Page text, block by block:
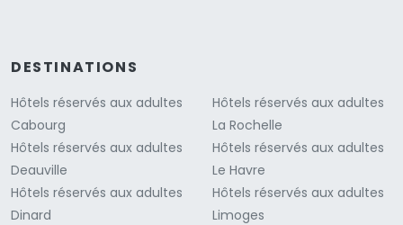
DESTINATIONS
Hôtels réservés aux adultes
Cabourg
Hôtels réservés aux adultes
Deauville
Hôtels réservés aux adultes
Dinard
Hôtels réservés aux adultes
La Rochelle
Hôtels réservés aux adultes
Le Havre
Hôtels réservés aux adultes
Limoges